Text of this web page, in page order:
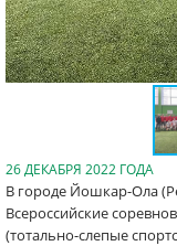
26 ДЕКАБРЯ 2022 ГОДА
В городе Йошкар-Ола
Всероссийские
(тотально-слепые